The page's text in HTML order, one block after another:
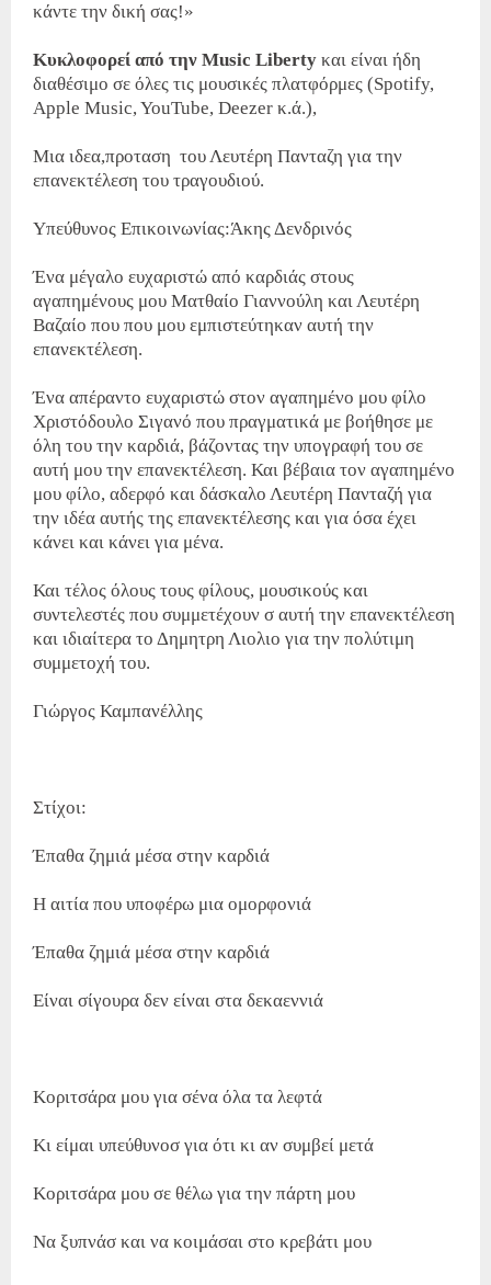
κάντε την δική σας!»
Κυκλοφορεί από την Music Liberty και είναι ήδη
διαθέσιμο σε όλες τις μουσικές πλατφόρμες (Spotify,
Apple Music, YouTube, Deezer κ.ά.),
Μια ιδεα,προταση του Λευτέρη Πανταζη για την
επανεκτέλεση του τραγουδιού.
Υπεύθυνος Επικοινωνίας:Άκης Δενδρινός
Ένα μέγαλο ευχαριστώ από καρδιάς στους
αγαπημένους μου Ματθαίο Γιαννούλη και Λευτέρη
Βαζαίο που που μου εμπιστεύτηκαν αυτή την
επανεκτέλεση.
Ένα απέραντο ευχαριστώ στον αγαπημένο μου φίλο
Χριστόδουλο Σιγανό που πραγματικά με βοήθησε με
όλη του την καρδιά, βάζοντας την υπογραφή του σε
αυτή μου την επανεκτέλεση. Και βέβαια τον αγαπημένο
μου φίλο, αδερφό και δάσκαλο Λευτέρη Πανταζή για
την ιδέα αυτής της επανεκτέλεσης και για όσα έχει
κάνει και κάνει για μένα.
Και τέλος όλους τους φίλους, μουσικούς και
συντελεστές που συμμετέχουν σ αυτή την επανεκτέλεση
και ιδιαίτερα το Δημητρη Λιολιο για την πολύτιμη
συμμετοχή του.
Γιώργος Καμπανέλλης
Στίχοι:
Έπαθα ζημιά μέσα στην καρδιά
Η αιτία που υποφέρω μια ομορφονιά
Έπαθα ζημιά μέσα στην καρδιά
Είναι σίγουρα δεν είναι στα δεκαεννιά
Κοριτσάρα μου για σένα όλα τα λεφτά
Κι είμαι υπεύθυνοσ για ότι κι αν συμβεί μετά
Κοριτσάρα μου σε θέλω για την πάρτη μου
Να ξυπνάσ και να κοιμάσαι στο κρεβάτι μου